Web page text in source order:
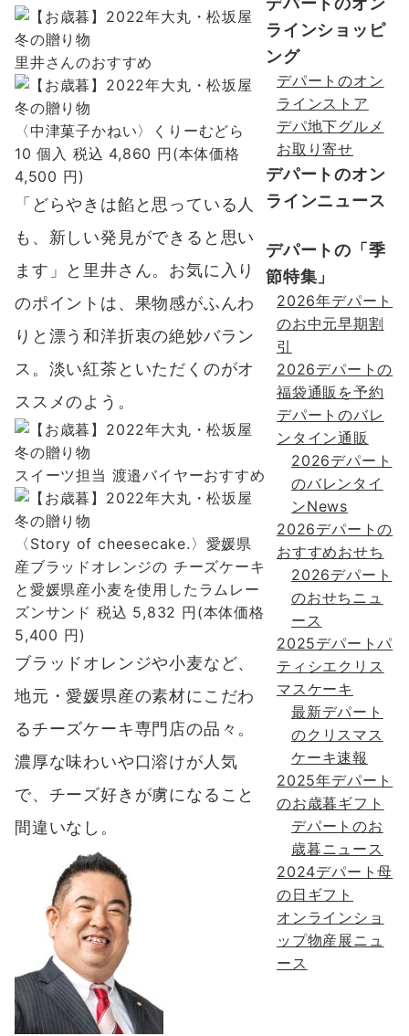
里井さんのおすすめ
〈中津菓子かねい〉くりーむどら
10 個入 税込 4,860 円(本体価格
4,500 円)
「どらやきは餡と思っている人
も、新しい発見ができると思い
ます」と里井さん。お気に入り
のポイントは、 果物感がふんわ
りと漂う和洋折衷の絶妙バラン
ス 。淡い紅茶といただくのがオ
ススメのよう。
スイーツ担当 渡邉バイヤーおすすめ
〈Story of cheesecake.〉愛媛県
産ブラッドオレンジの チーズケーキ
と愛媛県産小麦を使用したラムレー
ズンサンド 税込 5,832 円(本体価格
5,400 円)
ブラッドオレンジや小麦など、
地元・愛媛県産の素材にこだわ
るチーズケーキ専門店の品々 。
濃厚な味わいや口溶けが人気
で、チーズ好きが虜になること
間違いなし。
ラインショッピ
ング
デパートのオン
ラインストア
デパ地下グルメ
お取り寄せ
デパートのオン
ラインニュース
デパートの「季
節特集」
2026年デパート
のお中元早期割
引
2026デパートの
福袋通販を予約
デパートのバレ
ンタイン通販
2026デパート
のバレンタイ
ンNews
2026デパートの
おすすめおせち
2026デパート
のおせちニュ
ース
2025デパートパ
ティシエクリス
マスケーキ
最新デパート
のクリスマス
ケーキ速報
2025年デパート
のお歳暮ギフト
デパートのお
歳暮ニュース
2024デパート母
の日ギフト
オンラインショ
ップ物産展ニュ
ース